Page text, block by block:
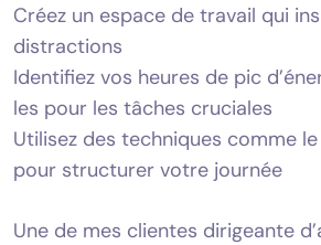
Créez un espace de travail qui
distractions
Identifiez vos heures de pic
les pour les tâches cruciales
Utilisez des techniques comme
pour structurer votre journée
Une de mes clientes dirigeante